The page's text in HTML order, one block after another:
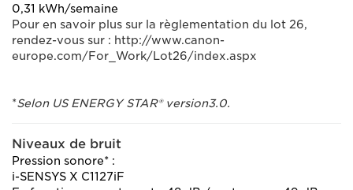
0,31 kWh/semaine
Pour en savoir plus sur la règlementation du lot 26,
rendez-vous sur : http://www.canon-
europe.com/For_Work/Lot26/index.aspx
*Selon US ENERGY STAR® version3.0.
Niveaux de bruit
Pression sonore* :
i-SENSYS X C1127iF